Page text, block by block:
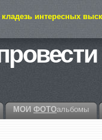
интересных
МОИ ФОТОальбомы